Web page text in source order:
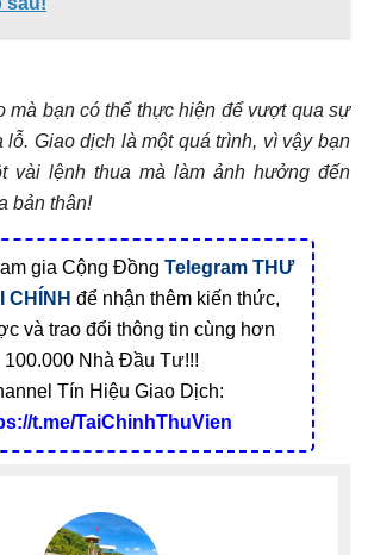
mà bạn có thể thực hiện để vượt qua sự
lỗ. Giao dịch là một quá trình, vì vậy bạn
vài lệnh thua mà làm ảnh hưởng đến
bản thân!
gia Cộng Đồng Telegram THƯ
CHÍNH để nhận thêm kiến thức,
và trao đổi thông tin cùng hơn
100.000 Nhà Đầu Tư!!!
Tín Hiệu Giao Dịch:
t.me/TaiChinhThuVien